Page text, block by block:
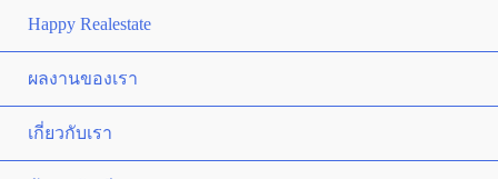
Happy Realestate
ผลงานของเรา
เกี่ยวกับเรา